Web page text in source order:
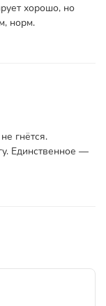
хорошо, но
норм.
гнётся.
Единственное —